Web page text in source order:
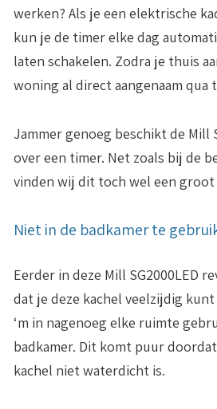
werken? Als je een elektrische
kun je de timer elke dag
laten schakelen. Zodra je thuis
woning al direct aangenaam qua
Jammer genoeg beschikt de Mill
over een timer. Net zoals bij de
vinden wij dit toch wel een groot
Niet in de badkamer te
Eerder in deze Mill SG2000LED
dat je deze kachel veelzijdig
‘m in nagenoeg elke ruimte
badkamer. Dit komt puur
kachel niet waterdicht is.